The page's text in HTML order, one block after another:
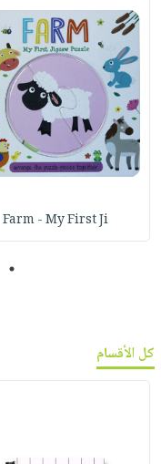
Farm - My First Ji
1
كل الأقسام